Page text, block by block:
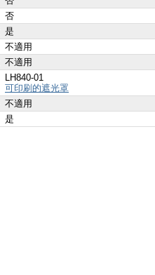
否
是
不適用
不適用
LH840-01
可印刷的遮光罩
不適用
是